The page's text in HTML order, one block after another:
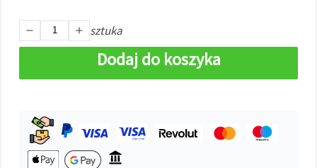
Ustawieniach,
wybierając
dany typ
Akceptuj
wszystkie
sztuka
Dodaj do koszyka